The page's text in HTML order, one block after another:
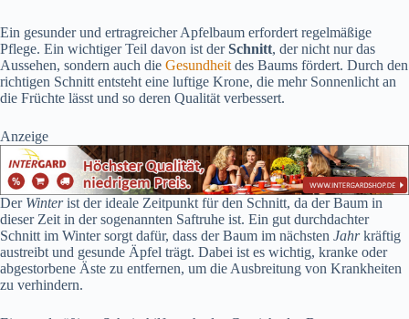
Ein gesunder und ertragreicher Apfelbaum erfordert regelmäßige
Pflege. Ein wichtiger Teil davon ist derSchnitt, der nicht nur das
Aussehen, sondern auch die Gesundheit des Baums fördert. Durch den
richtigen Schnitt entsteht eine luftige Krone, die mehr Sonnenlicht an
die Früchte lässt und so deren Qualität verbessert.
Anzeige
Der Winterist der ideale Zeitpunkt für den Schnitt, da der Baum in
dieser Zeit in der sogenannten Saftruhe ist. Ein gut durchdachter
Schnitt im Winter sorgt dafür, dass der Baum im nächsten Jahrkräftig
austreibt und gesunde Äpfel trägt. Dabei ist es wichtig, kranke oder
abgestorbene Äste zu entfernen, um die Ausbreitung von Krankheiten
zu verhindern.